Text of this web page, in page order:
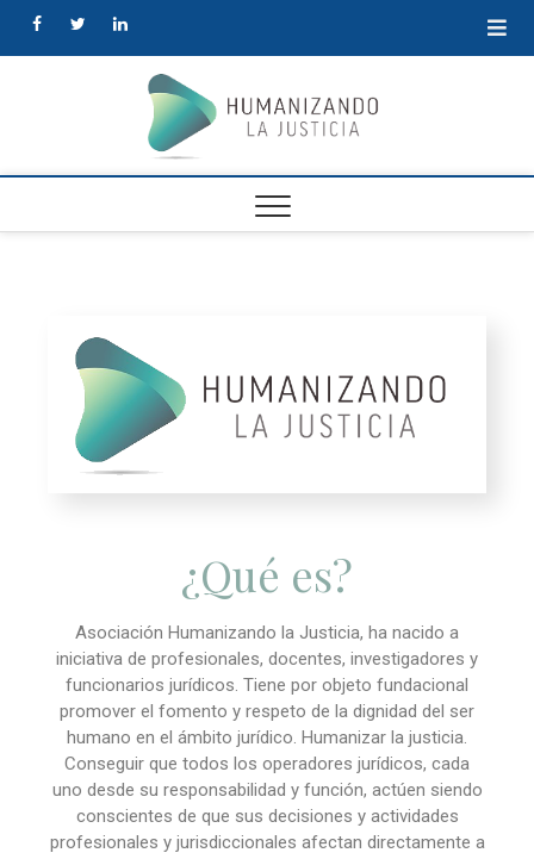
¿Qué es?
Asociación Humanizando la Justicia, ha nacido a
iniciativa de profesionales, docentes, investigadores y
funcionarios jurídicos. Tiene por objeto fundacional
promover el fomento y respeto de la dignidad del ser
humano en el ámbito jurídico. Humanizar la justicia.
Conseguir que todos los operadores jurídicos, cada
uno desde su responsabilidad y función, actúen siendo
conscientes de que sus decisiones y actividades
profesionales y jurisdiccionales afectan directamente a